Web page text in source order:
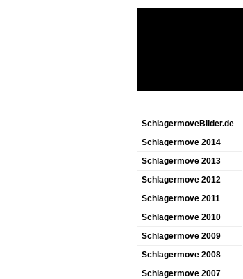
SchlagermoveBilder.de
Schlagermove 2014
Schlagermove 2013
Schlagermove 2012
Schlagermove 2011
Schlagermove 2010
Schlagermove 2009
Schlagermove 2008
Schlagermove 2007